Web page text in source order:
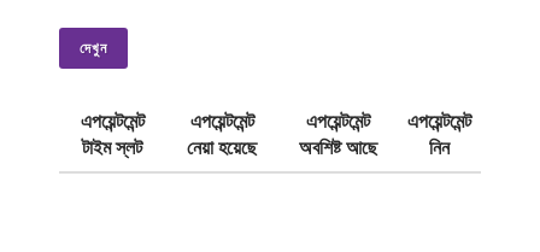
দেখুন
এপয়েন্টমেন্ট
টাইম স্লট
এপয়েন্টমেন্ট
নেয়া হয়েছে
এপয়েন্টমেন্ট
অবশিষ্ট আছে
এপয়েন্টমেন্ট
নিন